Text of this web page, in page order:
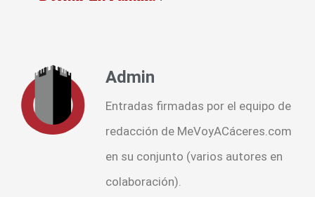
Admin
Entradas firmadas por el equipo de
redacción de MeVoyACáceres.com
en su conjunto (varios autores en
colaboración).